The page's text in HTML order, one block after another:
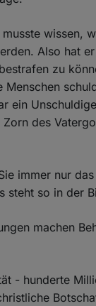
wissen,
Also hat
zu
Menschen
ein
des
immer nur
steht so in der
machen
- hunderte